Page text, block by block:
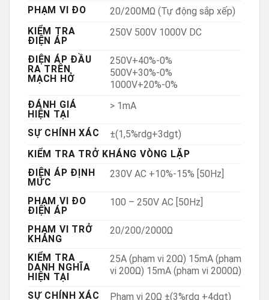
PHẠM VI ĐO
20/200MΩ (Tự động sắp xếp)
KIỂM TRA
ĐIỆN ÁP
250V 500V 1000V DC
ĐIỆN ÁP ĐẦU
RA TRÊN
MẠCH HỞ
250V+40%-0%
500V+30%-0%
1000V+20%-0%
ĐÁNH GIÁ
HIỆN TẠI
> 1mA
SỰ CHÍNH XÁC
±(1,5%rdg+3dgt)
KIỂM TRA TRỞ KHÁNG VÒNG LẶP
ĐIỆN ÁP ĐỊNH
MỨC
230V AC +10%-15% [50Hz]
PHẠM VI ĐO
ĐIỆN ÁP
100 – 250V AC [50Hz]
PHẠM VI TRỞ
KHÁNG
20/200/2000Ω
KIỂM TRA
DANH NGHĨA
HIỆN TẠI
25A (phạm vi 20Ω) 15mA (phạm
vi 200Ω) 15mA (phạm vi 2000Ω)
SỰ CHÍNH XÁC
Phạm vi 20Ω ±(3%rdg +4dgt)